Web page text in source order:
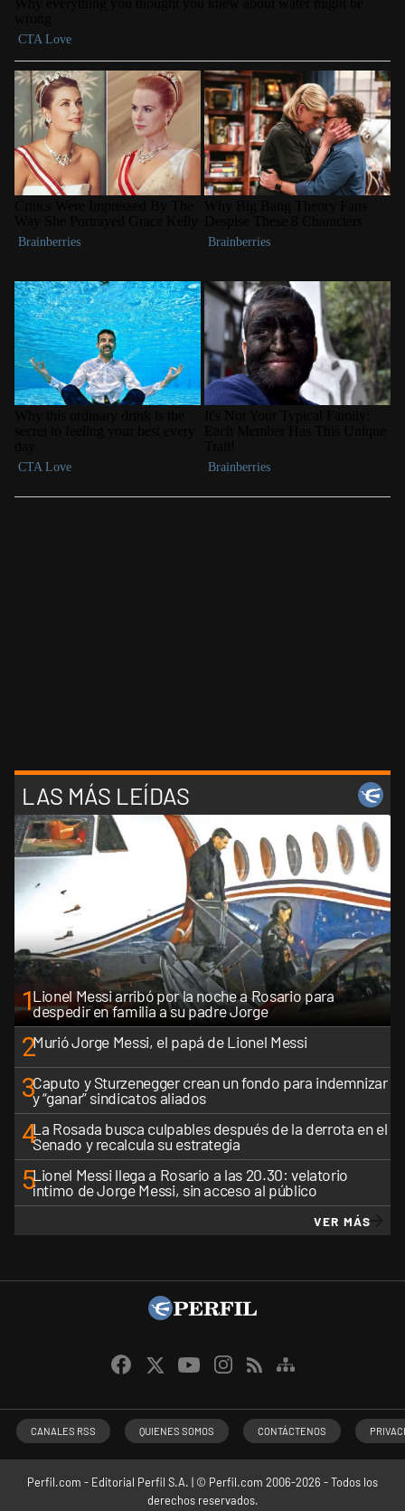
LAS MÁS LEÍDAS
1Lionel Messi arribó por la noche a Rosario para
despedir en familia a su padre Jorge
2Murió Jorge Messi, el papá de Lionel Messi
3Caputo y Sturzenegger crean un fondo para indemnizar
y “ganar” sindicatos aliados
4La Rosada busca culpables después de la derrota en el
Senado y recalcula su estrategia
5Lionel Messi llega a Rosario a las 20.30: velatorio
íntimo de Jorge Messi, sin acceso al público
VER MÁS
CANALES RSS QUIENES SOMOS CONTÁCTENOS
Perfil.com - Editorial Perfil S.A. | © Perfil.com 2006-2026 - Todos los
derechos reservados.